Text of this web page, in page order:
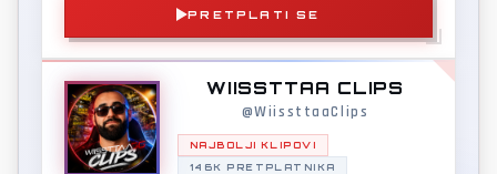
PRETPLATI SE
WIISSTTAA CLIPS
@WiissttaaClips
NAJBOLJI KLIPOVI
146K PRETPLATNIKA